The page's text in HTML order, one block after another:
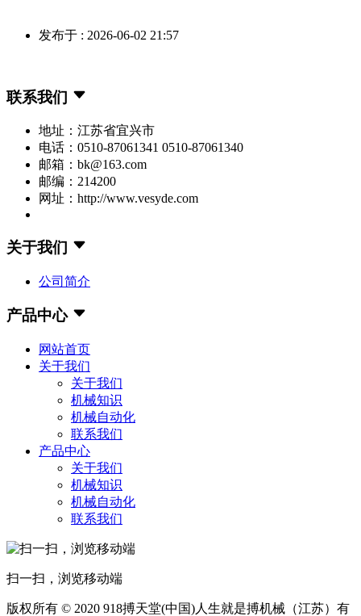
发布于 : 2026-06-02 21:57
联系我们
地址：江苏省宜兴市
电话：0510-87061341 0510-87061340
邮箱：bk@163.com
邮编：214200
网址：http://www.vesyde.com
关于我们
公司简介
产品中心
网站首页
关于我们
关于我们
机械知识
机械自动化
联系我们
产品中心
关于我们
机械知识
机械自动化
联系我们
扫一扫，浏览移动端
版权所有 © 2020 918搏天堂(中国)人生就是搏机械（江苏）有